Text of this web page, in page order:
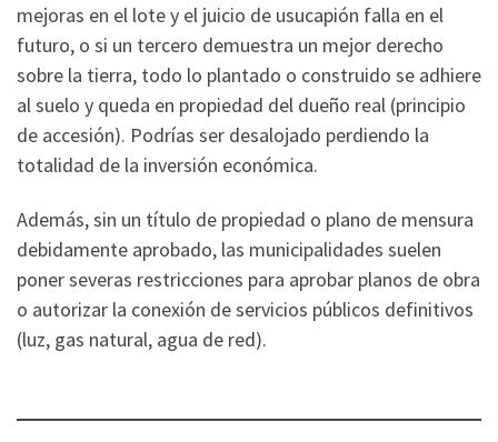
mejoras en el lote y el juicio de usucapión falla en el
futuro, o si un tercero demuestra un mejor derecho
sobre la tierra, todo lo plantado o construido se adhiere
al suelo y queda en propiedad del dueño real (principio
de accesión). Podrías ser desalojado perdiendo la
totalidad de la inversión económica.
Además, sin un título de propiedad o plano de mensura
debidamente aprobado, las municipalidades suelen
poner severas restricciones para aprobar planos de obra
o autorizar la conexión de servicios públicos definitivos
(luz, gas natural, agua de red).